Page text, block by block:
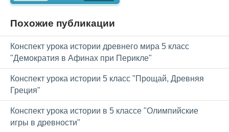
Похожие публикации
Конспект урока истории древнего мира 5 класс
"Демократия в Афинах при Перикле"
Конспект урока истории 5 класс "Прощай, Древняя
Греция"
Конспект урока истории в 5 классе "Олимпийские
игры в древности"